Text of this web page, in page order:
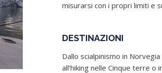
misurarsi con i propri limiti e
DESTINAZIONI
Dallo scialpinismo in
all’hiking nelle Cinque terre o